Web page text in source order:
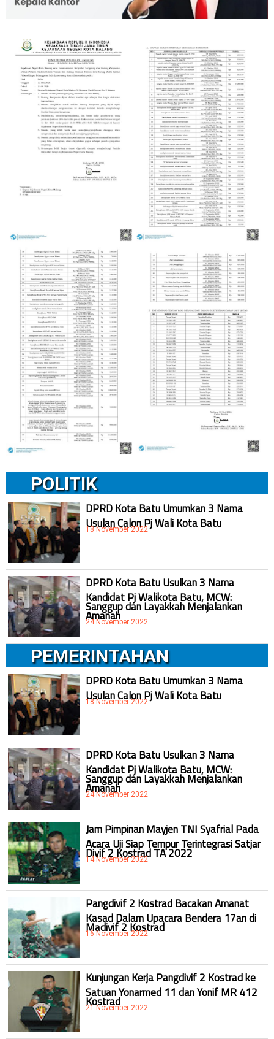
POLITIK
DPRD Kota Batu Umumkan 3 Nama
Usulan Calon Pj Wali Kota Batu
18 November 2022
DPRD Kota Batu Usulkan 3 Nama
Kandidat Pj Walikota Batu, MCW:
Sanggup dan Layakkah Menjalankan
Amanah
24 November 2022
PEMERINTAHAN
DPRD Kota Batu Umumkan 3 Nama
Usulan Calon Pj Wali Kota Batu
18 November 2022
DPRD Kota Batu Usulkan 3 Nama
Kandidat Pj Walikota Batu, MCW:
Sanggup dan Layakkah Menjalankan
Amanah
24 November 2022
Jam Pimpinan Mayjen TNI Syafrial Pada
Acara Uji Siap Tempur Terintegrasi Satjar
Divif 2 Kostrad TA 2022
14 November 2022
Pangdivif 2 Kostrad Bacakan Amanat
Kasad Dalam Upacara Bendera 17an di
Madivif 2 Kostrad
16 November 2022
Kunjungan Kerja Pangdivif 2 Kostrad ke
Satuan Yonarmed 11 dan Yonif MR 412
Kostrad
21 November 2022